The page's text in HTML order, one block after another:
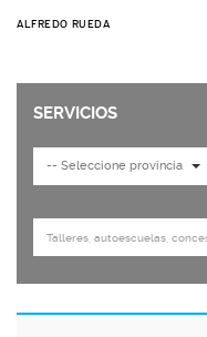
ALFREDO RUEDA